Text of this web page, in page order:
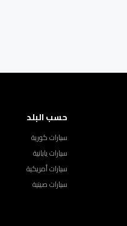
حسب البلد
سيارات كورية
سيارات يابانية
سيارات أمريكية
سيارات صينية